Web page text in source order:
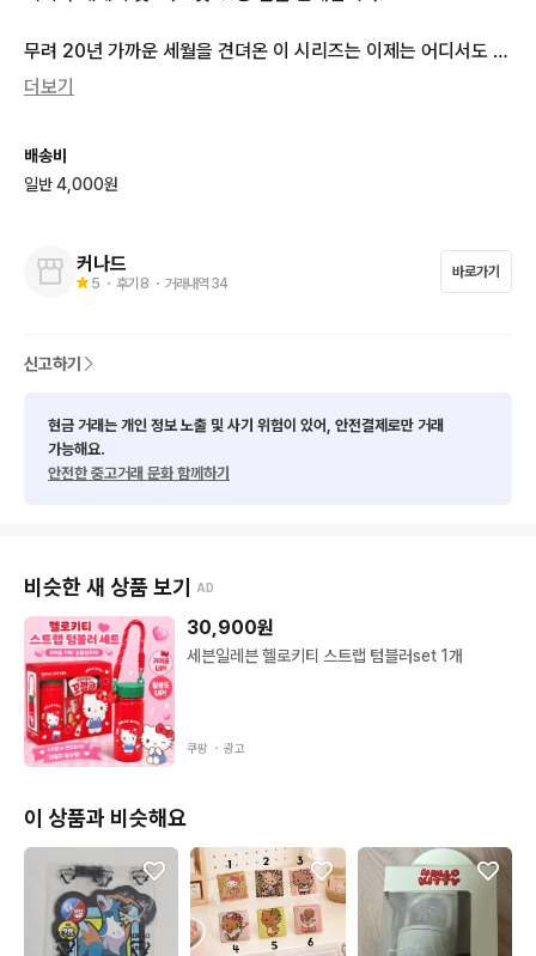
무려 20년 가까운 세월을 견뎌온 이 시리즈는 이제는 어디서도 쉽
게 구할 수 없는 빈티지 굿즈의 보물입니다.
로, 당시 헬로키티 마니아들 사이에서 뜨거운 사랑을 받았던 제품
으로 소장 가치 높은 시리즈입니다.
낱개로 하나씩 모으기보다 41종을 한 번에 소장할 수 있는 좋은 기
회입니다.
빈티지 제품 특성상 세월의 흐름에 따른 자연스러운 색감 변화가
있을 수 있으나, 전체적으로 깔끔하게 유지 중입니다. (상세 사진
참고)
더보기
배송비
일반 4,000원
커나드
5 ・ 후기 8 ・ 거래내역 34
바로가기
신고하기
현금 거래는 개인 정보 노출 및 사기 위험이 있어, 안전결제로만 거래
가능해요.
안전한 중고거래 문화 함께하기
비슷한 새 상품 보기 AD
30,900원
세븐일레븐 헬로키티 스트랩 텀블러set 1개
쿠팡 ・ 광고
이 상품과 비슷해요